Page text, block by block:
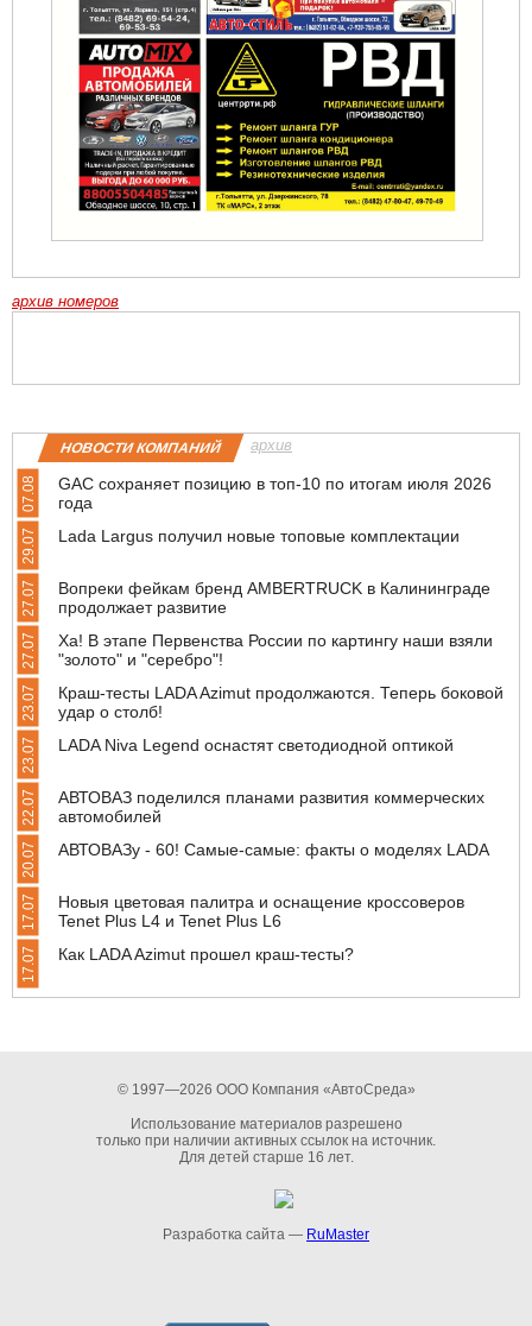
архив номеров
НОВОСТИ КОМПАНИЙ архив
07.08
GAC сохраняет позицию в топ-10 по итогам июля 2026
года
29.07 Lada Largus получил новые топовые комплектации
27.07
Вопреки фейкам бренд AMBERTRUCK в Калининграде
продолжает развитие
27.07
Ха! В этапе Первенства России по картингу наши взяли
"золото" и "серебро"!
23.07
Краш-тесты LADA Azimut продолжаются. Теперь боковой
удар о столб!
23.07 LADA Niva Legend оснастят светодиодной оптикой
22.07
АВТОВАЗ поделился планами развития коммерческих
автомобилей
20.07 АВТОВАЗу - 60! Самые-самые: факты о моделях LADA
17.07
Новыя цветовая палитра и оснащение кроссоверов
Tenet Plus L4 и Tenet Plus L6
17.07 Как LADA Azimut прошел краш-тесты?
© 1997—2026 ООО Компания «АвтоСреда»
Использование материалов разрешено
только при наличии активных ссылок на источник.
Для детей старше 16 лет.
Разработка сайта — RuMaster